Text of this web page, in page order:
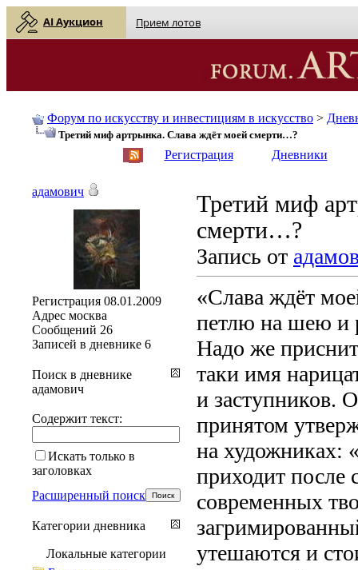
AI Аукцион Прием лотов
Форум по искусству и инвестициям в искусство >
Третий миф артрынка. Слава ждёт моей смерти…?
Регистрация Дневники
Третий миф
смерти…?
Запись от
«Слава ждёт
петлю на шею и
Надо же
таки имя
и заступников.
принятом
на художниках:
приходит после
современных
утешаются и
адамович
Регистрация 08.01.2009
Адрес москва
Сообщений 26
Записей в дневнике 6
Поиск в дневнике
адамович
Содержит текст:
Искать только в
заголовках
Расширенный поиск
Категории дневника
Локальные категории